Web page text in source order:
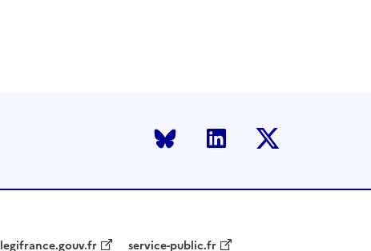
Bluesky LinkedInTwitter
legifrance.gouv.fr service-public.fr